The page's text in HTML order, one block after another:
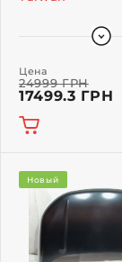
Цена
24999 ГРН
17499.3 ГРН
Новый